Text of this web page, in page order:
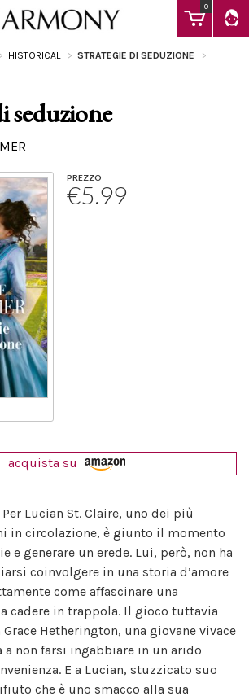
0
HISTORICAL STRATEGIE DI SEDUZIONE
seduzione
PREZZO
€5.99
acquista su
Lucian St. Claire, uno dei più
in circolazione, è giunto il momento
e generare un erede. Lui, però, non ha
coinvolgere in una storia d’amore
come affascinare una
cadere in trappola. Il gioco tuttavia
Hetherington, una giovane vivace
a non farsi ingabbiare in un arido
E a Lucian, stuzzicato suo
che è uno smacco alla sua